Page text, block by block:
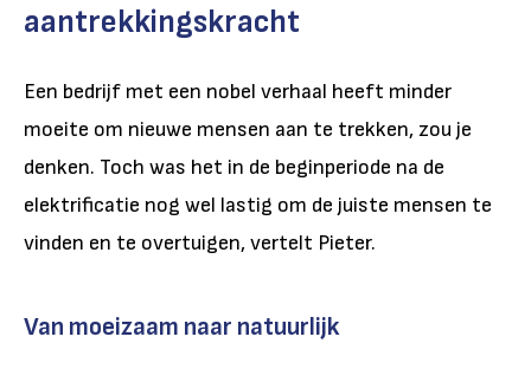
aantrekkingskracht
Een bedrijf met een nobel verhaal heeft minder
moeite om nieuwe mensen aan te trekken, zou je
denken. Toch was het in de beginperiode na de
elektrificatie nog wel lastig om de juiste mensen te
vinden en te overtuigen, vertelt Pieter.
Van moeizaam naar natuurlijk